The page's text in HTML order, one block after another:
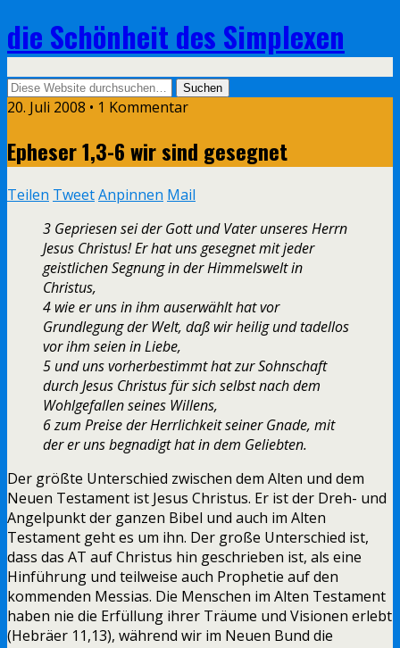
die Schönheit des Simplexen
20. Juli 2008 • 1 Kommentar
Epheser 1,3-6 wir sind gesegnet
Teilen TweetAnpinnen Mail
3 Gepriesen sei der Gott und Vater unseres Herrn
Jesus Christus! Er hat uns gesegnet mit jeder
geistlichen Segnung in der Himmelswelt in
Christus,
4 wie er uns in ihm auserwählt hat vor
Grundlegung der Welt, daß wir heilig und tadellos
vor ihm seien in Liebe,
5 und uns vorherbestimmt hat zur Sohnschaft
durch Jesus Christus für sich selbst nach dem
Wohlgefallen seines Willens,
6 zum Preise der Herrlichkeit seiner Gnade, mit
der er uns begnadigt hat in dem Geliebten.
Der größte Unterschied zwischen dem Alten und dem
Neuen Testament ist Jesus Christus. Er ist der Dreh- und
Angelpunkt der ganzen Bibel und auch im Alten
Testament geht es um ihn. Der große Unterschied ist,
dass das AT auf Christus hin geschrieben ist, als eine
Hinführung und teilweise auch Prophetie auf den
kommenden Messias. Die Menschen im Alten Testament
haben nie die Erfüllung ihrer Träume und Visionen erlebt
(Hebräer 11,13), während wir im Neuen Bund die